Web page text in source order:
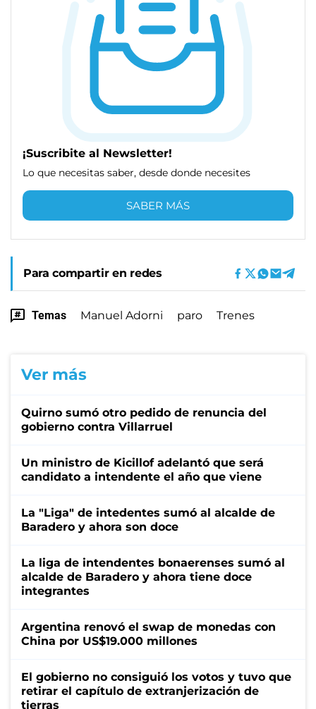
¡Suscribite al Newsletter!
Lo que necesitas saber, desde donde necesites
SABER MÁS
Para compartir en redes
Temas Manuel Adorni paro Trenes
Ver más
Quirno sumó otro pedido de renuncia del
gobierno contra Villarruel
Un ministro de Kicillof adelantó que será
candidato a intendente el año que viene
La "Liga" de intedentes sumó al alcalde de
Baradero y ahora son doce
La liga de intendentes bonaerenses sumó al
alcalde de Baradero y ahora tiene doce
integrantes
Argentina renovó el swap de monedas con
China por US$19.000 millones
El gobierno no consiguió los votos y tuvo que
retirar el capítulo de extranjerización de
tierras